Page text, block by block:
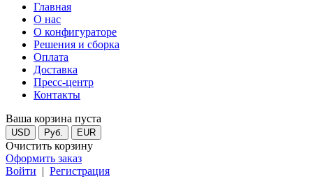
Главная
О нас
О конфигураторе
Решения и сборка
Оплата
Доставка
Пресс-центр
Контакты
Ваша корзина пуста
USD Руб. EUR
Очистить корзину
Оформить заказ
Войти | Регистрация